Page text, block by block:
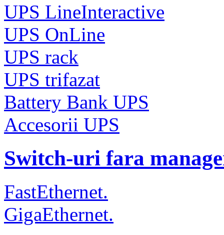
UPS LineInteractive
UPS OnLine
UPS rack
UPS trifazat
Battery Bank UPS
Accesorii UPS
Switch-uri fara
FastEthernet.
GigaEthernet.